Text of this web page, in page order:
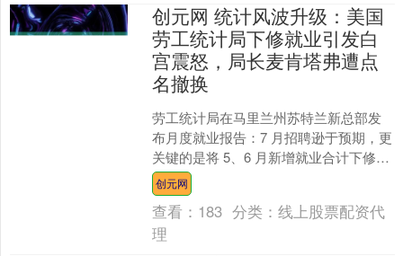
创元网 统计风波升级：美国
劳工统计局下修就业引发白
宫震怒，局长麦肯塔弗遭点
名撤换
劳工统计局在马里兰州苏特兰新总部发
布月度就业报告：7 月招聘逊于预期，更
关键的是将 5、6 月新增就业合计下修
25.8 万，显示劳动力市场弱于此前判
断。8 月....
创元网
查看： 183 分类：线上股票配资代
理